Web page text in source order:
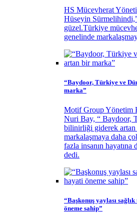
HS Mücevherat
Hüseyin
güzel.Türkiye
genelinde
“Baydoor, Türkiye ve
marka”
Motif Group Yönetim
Nuri Bay, “ Baydoor,
bilinirliği giderek artan
markalaşmaya daha
fazla insanın hayatına
dedi.
“Başkonuş yaylası
öneme sahip”